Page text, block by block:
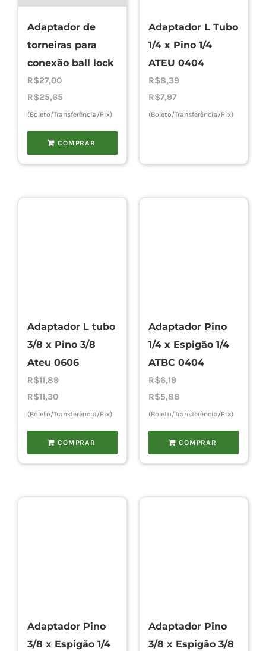
Adaptador de
torneiras para
conexão ball lock
R$27,00
R$25,65
(Boleto/Transferência/Pix)
COMPRAR
Adaptador L Tubo
1/4 x Pino 1/4
ATEU 0404
R$8,39
R$7,97
(Boleto/Transferência/Pix)
Adaptador L tubo
3/8 x Pino 3/8
Ateu 0606
R$11,89
R$11,30
(Boleto/Transferência/Pix)
COMPRAR
Adaptador Pino
1/4 x Espigão 1/4
ATBC 0404
R$6,19
R$5,88
(Boleto/Transferência/Pix)
COMPRAR
Adaptador Pino
3/8 x Espigão 1/4
Adaptador Pino
3/8 x Espigão 3/8